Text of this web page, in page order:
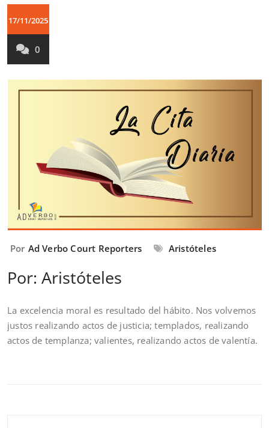
17/11/2025
0
Por Ad Verbo Court Reporters Aristóteles
Por: Aristóteles
La excelencia moral es resultado del hábito. Nos volvemos
justos realizando actos de justicia; templados, realizando
actos de templanza; valientes, realizando actos de valentía.